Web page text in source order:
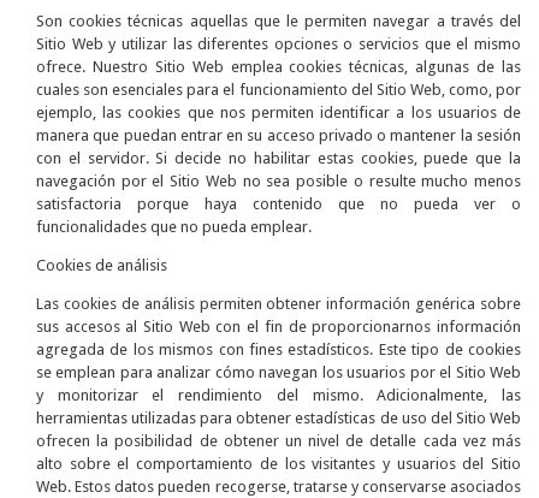
Son cookies técnicas aquellas que le permiten navegar a través del
Sitio Web y utilizar las diferentes opciones o servicios que el mismo
ofrece. Nuestro Sitio Web emplea cookies técnicas, algunas de las
cuales son esenciales para el funcionamiento del Sitio Web, como, por
ejemplo, las cookies que nos permiten identificar a los usuarios de
manera que puedan entrar en su acceso privado o mantener la sesión
con el servidor. Si decide no habilitar estas cookies, puede que la
navegación por el Sitio Web no sea posible o resulte mucho menos
satisfactoria porque haya contenido que no pueda ver o
funcionalidades que no pueda emplear.
Cookies de análisis
Las cookies de análisis permiten obtener información genérica sobre
sus accesos al Sitio Web con el fin de proporcionarnos información
agregada de los mismos con fines estadísticos. Este tipo de cookies
se emplean para analizar cómo navegan los usuarios por el Sitio Web
y monitorizar el rendimiento del mismo. Adicionalmente, las
herramientas utilizadas para obtener estadísticas de uso del Sitio Web
ofrecen la posibilidad de obtener un nivel de detalle cada vez más
alto sobre el comportamiento de los visitantes y usuarios del Sitio
Web. Estos datos pueden recogerse, tratarse y conservarse asociados